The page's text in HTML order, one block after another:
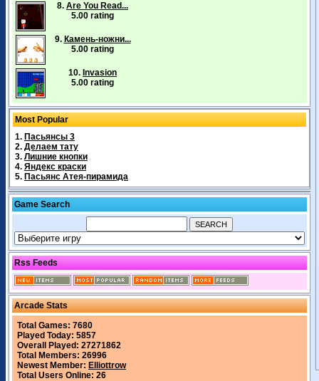
8. Are You Read...
5.00 rating
9. Камень-ножни...
5.00 rating
10. Invasion
5.00 rating
Most Popular
1. Пасьянсы 3
2. Делаем тату
3. Лишние кнопки
4. Яндекс краски
5. Пасьянс Атея-пирамида
Game Search
Rss Feeds
Arcade Stats
Total Games: 7680
Played Today: 5857
Overall Played: 27271862
Total Members: 26996
Newest Member: Elliottrow
Total Users Online: 26